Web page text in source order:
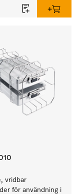
vridbar
för användning i